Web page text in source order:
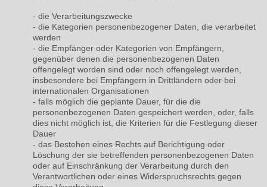
- die Verarbeitungszwecke
- die Kategorien personenbezogener Daten, die verarbeitet
werden
- die Empfänger oder Kategorien von Empfängern,
gegenüber denen die personenbezogenen Daten
offengelegt worden sind oder noch offengelegt werden,
insbesondere bei Empfängern in Drittländern oder bei
internationalen Organisationen
- falls möglich die geplante Dauer, für die die
personenbezogenen Daten gespeichert werden, oder, falls
dies nicht möglich ist, die Kriterien für die Festlegung dieser
Dauer
- das Bestehen eines Rechts auf Berichtigung oder
Löschung der sie betreffenden personenbezogenen Daten
oder auf Einschränkung der Verarbeitung durch den
Verantwortlichen oder eines Widerspruchsrechts gegen